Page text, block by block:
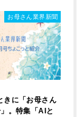
お母さん業界新聞
きに「お母さん
。特集「AIと